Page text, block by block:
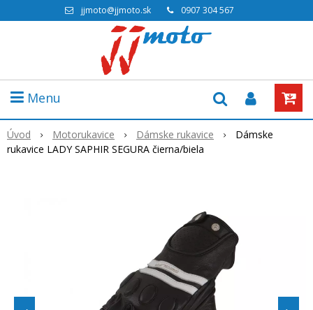
jjmoto@jjmoto.sk 0907 304 567
Menu
Úvod Motorukavice Dámske rukavice
Dámske
rukavice LADY SAPHIR SEGURA čierna/biela